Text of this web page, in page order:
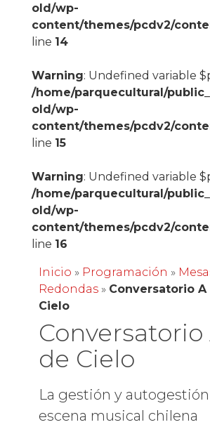
old/wp-
content/themes/pcdv2/
line 14
Warning: Undefined variable
/home/parquecultural/
old/wp-
content/themes/pcdv2/
line 15
Warning: Undefined variable
/home/parquecultural/
old/wp-
content/themes/pcdv2/
line 16
Inicio » Programación »
Redondas» Conversatorio A
Cielo
Conversatorio
de Cielo
La gestión y autogestión
escena musical chilena